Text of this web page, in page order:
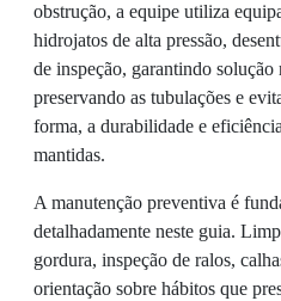
obstrução, a equipe utiliza
hidrojatos de alta pressão,
de inspeção, garantindo
preservando as tubulações e
forma, a durabilidade e
mantidas.
A manutenção preventiva é
detalhadamente neste guia.
gordura, inspeção de ralos,
orientação sobre hábitos que